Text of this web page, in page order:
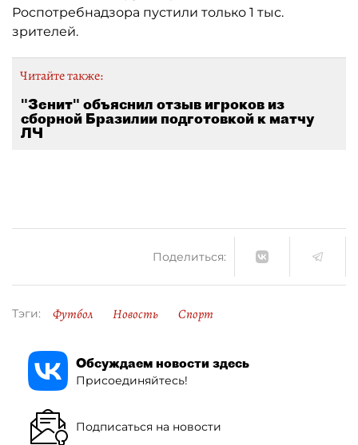
Роспотребнадзора пустили только 1 тыс.
зрителей.
Читайте также:
"Зенит" объяснил отзыв игроков из
сборной Бразилии подготовкой к матчу
ЛЧ
Поделиться:
Тэги: Футбол Новость Спорт
Обсуждаем новости здесь
Присоединяйтесь!
Подписаться на новости